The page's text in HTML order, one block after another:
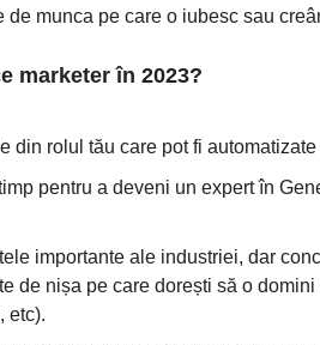
de munca pe care o iubesc sau
marketer în 2023?
din rolul tău care pot fi
pentru a deveni un expert în
importante ale industriei, dar
de nișa pe care dorești să o
etc).